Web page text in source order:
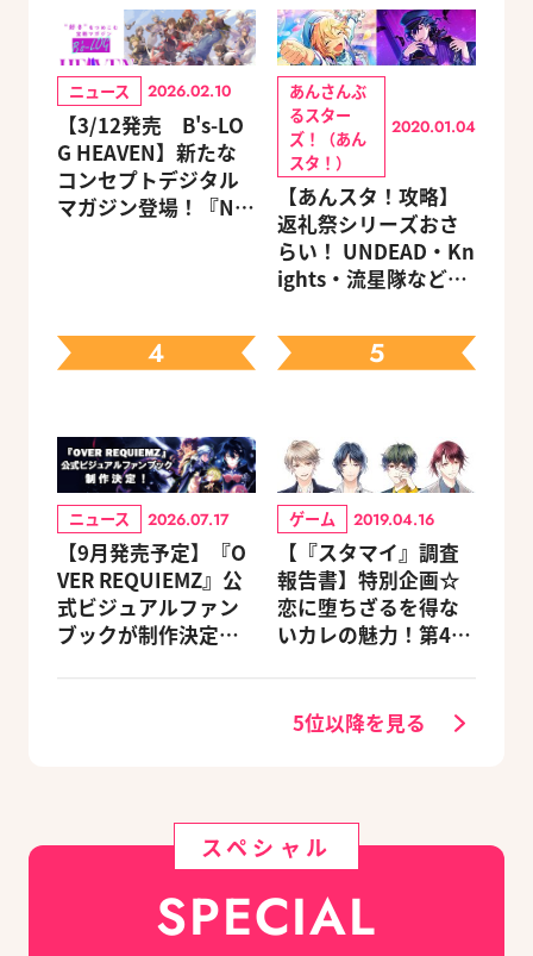
ニュース 2026.02.10
【3/12発売 B's-LO
G HEAVEN】新たな
コンセプトデジタル
マガジン登場！『NU:
中！
あんさんぶ
るスター
ズ！（あん
スタ！）
2020.01.04
【あんスタ！攻略】
返礼祭シリーズおさ
らい！ UNDEAD・Kn
ights・流星隊など、
ェック
4
ニュース 2026.07.17
【9月発売予定】『O
VER REQUIEMZ』公
式ビジュアルファン
ブックが制作決定！
5
ゲーム 2019.04.16
【『スタマイ』調査
報告書】特別企画☆
恋に堕ちざるを得な
いカレの魅力！第4
5位以降を見る
スペシャル
SPECIAL